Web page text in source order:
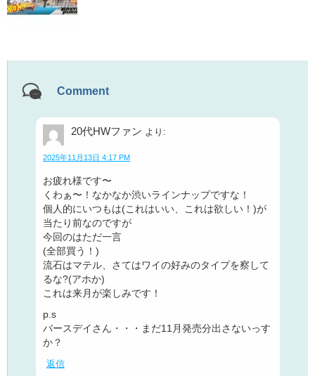
Comment
20代HWファン より:
2025年11月13日 4:17 PM
お疲れ様です〜
くわぁ〜！なかなか渋いラインナップですな！
個人的にいつもは(これはいい、これは欲しい！)が
当たり前なのですが
今回のはただ一言
(全部買う！)
流石はマテル、さてはワイの好みのタイプを察して
るな?(アホか)
これは来月が楽しみです！
p.s
バースデイさん・・・まだ11月発売分出さないっす
か？
返信